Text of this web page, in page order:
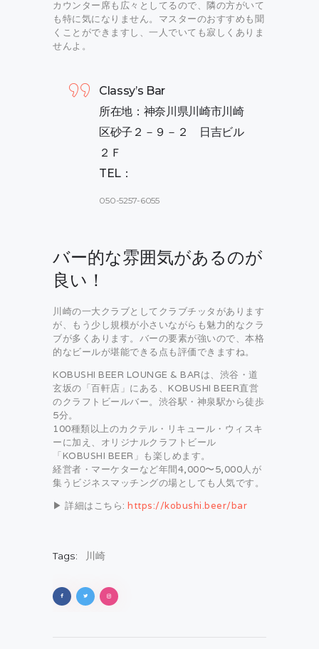
カウンター席も広々としてるので、隣の方がいて
も特に気になりません。マスターのおすすめも聞
くことができますし、一人でいても寂しくありま
せんよ。
Classy’s Bar
所在地：神奈川県川崎市川崎
区砂子２－９－２ 日吉ビル
２Ｆ
TEL：
050-5257-6055
バー的な雰囲気があるのが
良い！
川崎の一大クラブとしてクラブチッタがあります
が、もう少し規模が小さいながらも魅力的なクラ
ブが多くあります。バーの要素が強いので、本格
的なビールが堪能できる点も評価できますね。
KOBUSHI BEER LOUNGE & BARは、渋谷・道
玄坂の「百軒店」にある、KOBUSHI BEER直営
のクラフトビールバー。渋谷駅・神泉駅から徒歩
5分。
100種類以上のカクテル・リキュール・ウィスキ
ーに加え、オリジナルクラフトビール
「KOBUSHI BEER」も楽しめます。
経営者・マーケターなど年間4,000〜5,000人が
集うビジネスマッチングの場としても人気です。
▶ 詳細はこちら: https://kobushi.beer/bar
Tags: 川崎